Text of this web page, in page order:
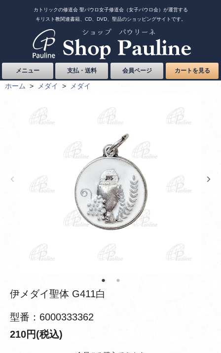
カトリックの修道会 聖パウロ女子修道会（女子パウロ会）が運営する
キリスト教関連書籍、CD、DVD、聖品のショッピングサイトです。
メニュー 支払・送料 会員ページ カートを見る
ホーム > メダイ > メダイ
伊メダイ聖体 G411白
型番：6000333362
210円(税込)